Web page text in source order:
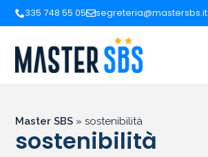
335 748 55 05 segreteria@mastersbs.it
Master SBS » sostenibilità
sostenibilità